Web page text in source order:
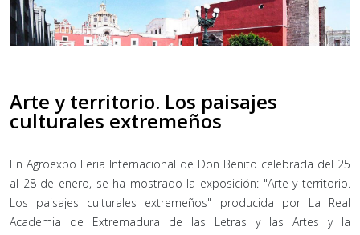
Arte y territorio. Los paisajes
culturales extremeños
En Agroexpo Feria Internacional de Don Benito celebrada del 25
al 28 de enero, se ha mostrado la exposición: "Arte y territorio.
Los paisajes culturales extremeños" producida por La Real
Academia de Extremadura de las Letras y las Artes y la